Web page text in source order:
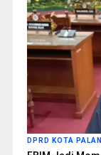
DPRD KOTA